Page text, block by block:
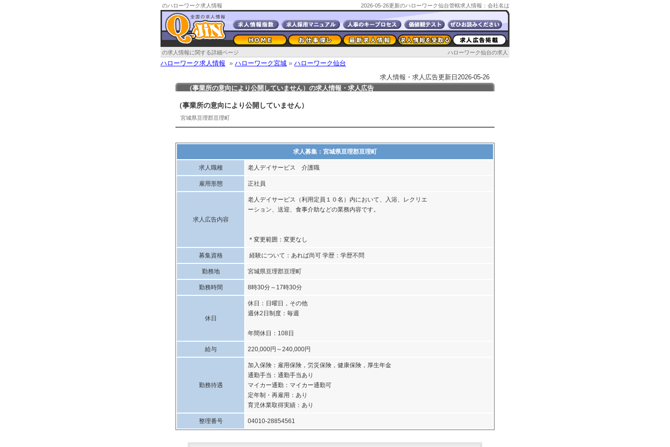
のハローワーク求人情報 2026-05-26更新のハローワーク仙台管轄求人情報：会社名は
ハローワーク仙台の求人
の求人情報に関する詳細ページ
ハローワーク求人情報 » ハローワーク宮城 » ハローワーク仙台
求人情報・求人広告更新日2026-05-26
（事業所の意向により公開していません）の求人情報・求人広告
（事業所の意向により公開していません）
宮城県亘理郡亘理町
求人募集：宮城県亘理郡亘理町
求人職種 老人デイサービス 介護職
雇用形態 正社員
求人広告内容
老人デイサービス（利用定員１０名）内において、入浴、レクリエ
ーション、送迎、食事介助などの業務内容です。
＊変更範囲：変更なし
募集資格 経験について：あれば尚可 学歴：学歴不問
勤務地 宮城県亘理郡亘理町
勤務時間 8時30分～17時30分
休日
休日：日曜日，その他
週休2日制度：毎週
年間休日：108日
給与 220,000円～240,000円
勤務待遇
加入保険：雇用保険，労災保険，健康保険，厚生年金
通勤手当：通勤手当あり
マイカー通勤：マイカー通勤可
定年制・再雇用：あり
育児休業取得実績：あり
整理番号 04010-28854561